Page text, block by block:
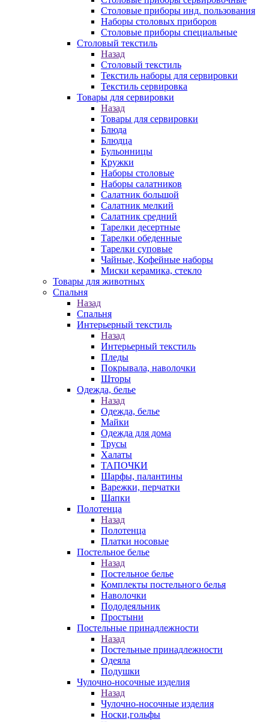
Столовые приборы инд. пользования
Наборы столовых приборов
Столовые приборы специальные
Столовый текстиль
Назад
Столовый текстиль
Текстиль наборы для сервировки
Текстиль сервировка
Товары для сервировки
Назад
Товары для сервировки
Блюда
Блюдца
Бульонницы
Кружки
Наборы столовые
Наборы салатников
Салатник большой
Салатник мелкий
Салатник средний
Тарелки десертные
Тарелки обеденные
Тарелки суповые
Чайные, Кофейные наборы
Миски керамика, стекло
Товары для животных
Спальня
Назад
Спальня
Интерьерный текстиль
Назад
Интерьерный текстиль
Пледы
Покрывала, наволочки
Шторы
Одежда, белье
Назад
Одежда, белье
Майки
Одежда для дома
Трусы
Халаты
ТАПОЧКИ
Шарфы, палантины
Варежки, перчатки
Шапки
Полотенца
Назад
Полотенца
Платки носовые
Постельное белье
Назад
Постельное белье
Комплекты постельного белья
Наволочки
Пододеяльник
Простыни
Постельные принадлежности
Назад
Постельные принадлежности
Одеяла
Подушки
Чулочно-носочные изделия
Назад
Чулочно-носочные изделия
Носки,гольфы